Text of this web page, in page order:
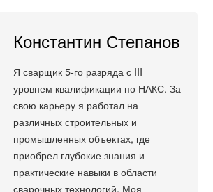
Константин Степанов
Я сварщик 5-го разряда с III
уровнем квалификации по НАКС. За
свою карьеру я работал на
различных строительных и
промышленных объектах, где
приобрел глубокие знания и
практические навыки в области
сварочных технологий. Моя